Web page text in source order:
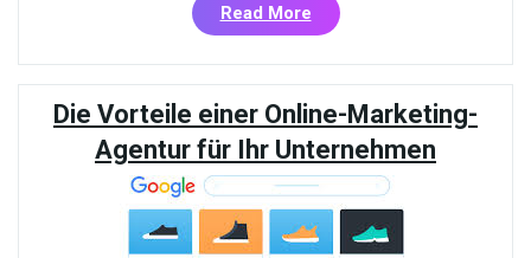
Read More«Der
ultimative
SEO-
Check:
So
optimieren
Sie
Ihre
Website
für
Die Vorteile einer Online-Marketing-
Agentur für Ihr Unternehmen